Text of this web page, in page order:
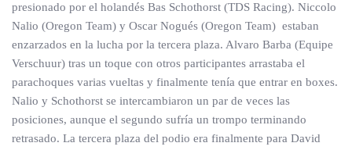
presionado por el holandés Bas Schothorst (TDS Racing). Niccolo
Nalio (Oregon Team) y Oscar Nogués (Oregon Team) estaban
enzarzados en la lucha por la tercera plaza. Alvaro Barba (Equipe
Verschuur) tras un toque con otros participantes arrastaba el
parachoques varias vueltas y finalmente tenía que entrar en boxes.
Nalio y Schothorst se intercambiaron un par de veces las
posiciones, aunque el segundo sufría un trompo terminando
retrasado. La tercera plaza del podio era finalmente para David